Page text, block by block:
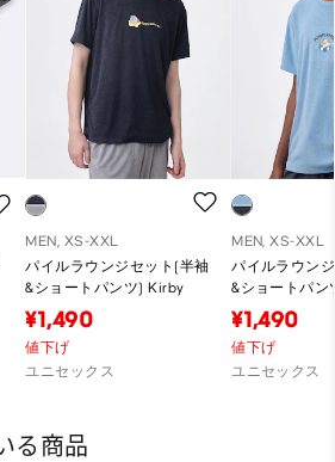
MEN, XS-XXL
パイルラウンジセット(半袖
&ショートパンツ) Kirby
¥1,490
値下げ
ユニセックス
MEN, XS-XXL
パイルラウン
&ショートパ
¥1,490
値下げ
ユニセックス
る商品